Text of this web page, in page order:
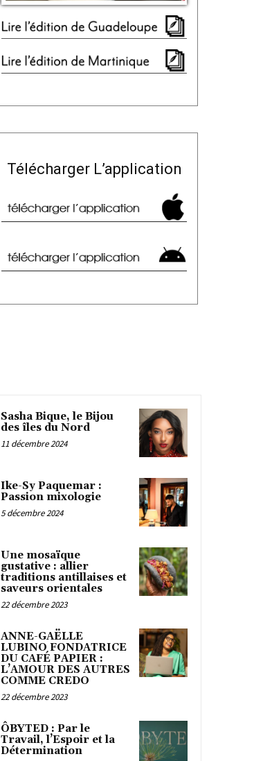
Télécharger L’application
Sasha Bique, le Bijou
des îles du Nord
11 décembre 2024
Ike-Sy Paquemar :
Passion mixologie
5 décembre 2024
Une mosaïque
gustative : allier
traditions antillaises et
saveurs orientales
22 décembre 2023
ANNE-GAËLLE
LUBINO FONDATRICE
DU CAFÉ PAPIER :
L’AMOUR DES AUTRES
COMME CREDO
22 décembre 2023
ÔBYTED : Par le
Travail, l’Espoir et la
Détermination